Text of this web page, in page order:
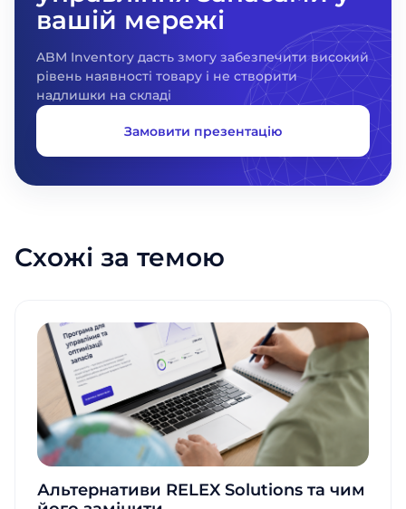
вашій мережі
ABM Inventory дасть змогу забезпечити високий
рівень наявності товару і не створити
надлишки на складі
Замовити презентацію
Схожі за темою
Альтернативи RELEX Solutions та чим